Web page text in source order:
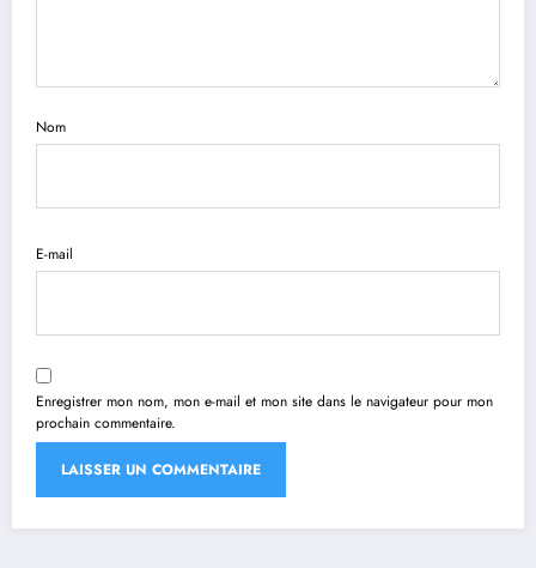
Nom
E-mail
Enregistrer mon nom, mon e-mail et mon site dans le navigateur pour mon
prochain commentaire.